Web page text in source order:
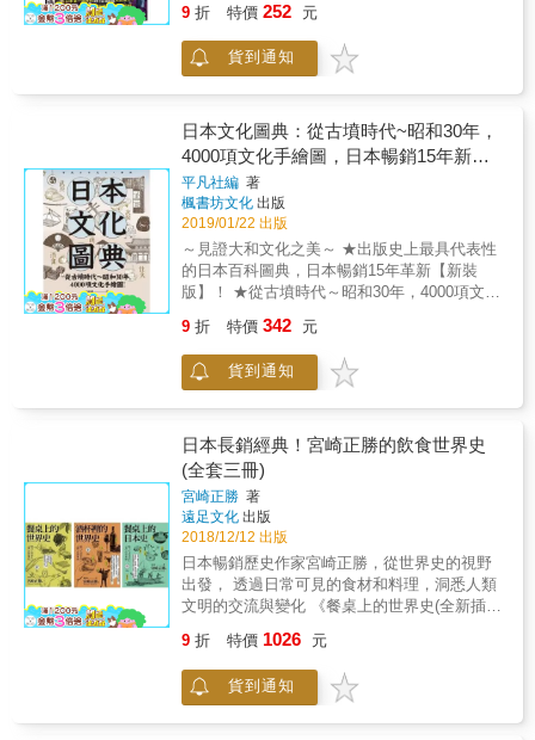
好提供觀察力敏銳的林丈二詮釋明治庶民「文
明開化的變革，而逐漸形成今天日常生活的習
慣。文明開啟了新世界的大門。這是一百多年
前日本人的日常，我們從明治時代的插畫摸索
他們生活中的故事。未知的線索藏在報紙的插
畫裡，再次重現在我們的眼前。 名人推薦 林承
毅（台北路上觀察學會會長＆林事務所執行
長）& & 陳永峰（東海大學日本區域研究中心
主任） 蔡錦堂（師大臺灣史研究所退休教授）
（依姓氏筆畫）
夫人留下來的這些遠東家書，也讓我們有機會
觀賞這齣難得的歷史劇碼。 ──王清思（本書導
讀人）
造形物。 本書收錄了超過1000項生活道具，將
生活的價值、因應生活空間特性的技巧，以及
製作者與使用者的巧思。藉由這本串連古今未
來的民具事典，使更多人對民具產生興趣，進
一步理解日本物質文化的真實面貌！ 日本民俗
學界集大成之作！ 為說明因應生活需求製作的
民具，必須透過視覺傳達具體的形態，才能夠
讓讀這具體感受到各民具的具體用途、構造、
歷史變遷與區域性的差異。同時透過圖文說
明，也讓整本書和民具一樣具有貼近生活的親
切感。 本書的所有項目搭配全新繪製的插圖，
參考日本民俗學界傳奇行者──宮本常一的民具
收藏，是日本屈指可數的民具相關資料。透過
業監修與策劃，透過插圖呈現民具的外型，搭
配簡潔扼要的文字敘述，構成這本劃時代的日
本民具全圖解典藏版！ 被現代人遺忘的傳統文
型態後，為了讓日常生活更有效率且富足，運
用智慧製作用具並充分活用。付出的努力持續
累積，造就今日的生活與社會。人類自認早已
熟知如此傳承下來的民具，在機械化、工業化
的現代社會，其實已有很多東西不再為人知
悉。以庶民的生活瑣事為題材、製造各種笑點
的落語，劇情當中就經常出現民具，然而如今
卻聽來陌生。 不過，長年將能力投注於製作使
用民具的傳統文化，仍有不少被現代的先進工
業技術採用。而且，在重新認識傳統文化之美
悄悄地形成一股潮流。比起合乎規格的冰冷機
器，帶著溫度的木、竹等材料製成的民具更受
歡迎，我們願意花上數個月甚至數年的時間，
起，準備觀賞一場令人熱血沸騰的精彩對決
吧！ & ․日本第一恐怖的妖怪圖鑑就此誕生！ ․
解析參戰妖怪的基本資料與能力特性，看各方
是嘗試模擬妖怪們能力對戰的結果，並非以觀
賞妖怪們互相傷害為目的。過程中皆有專業研
究者予以比賽技術指導，對決過程中絕對沒有
妖怪遭受虐待。 & 在日本人的歷史與生活中，
存在著各式各樣的妖怪紀錄。那些在黑暗中蠢
動、恐怖卻又帶有魅力的神祕存在，長久以來
也成為日本文化及國家表徵的一部分。 & 在各
種意想不到的地方，都有著外貌、特質、個性
等截然不同的妖怪棲息著。在這之中，除了寄
宿有地域文化傳統的靈魂、亦因此為後世留下
下，各種經由口耳相傳所留下紀錄的妖怪，彷
彿被注入了生命力，在不同的領域以多元的形
式與人類共存。由這些妖怪們所延伸、充滿想
推廣上扮演重要的角色。 & 千奇百怪的日本妖
怪，都擁有不同的特色與能力呢！ 如果讓這些
妖怪互相比試看看，最後會發展出什麼樣的結
果呢？ & 這個在現實世界中，無論如何都不可
能實現的「空想競技」，就像是日本遊戲廠商
讓彼此旗下的人氣格鬥作品角色同場較勁的企
劃那樣，藉由本作實現了！！ & 充滿奇想的夢
幻戰鬥，就從你翻開本書的那一刻揭幕！
物世界出現相同的結果嗎？ ◆【纏繞技對決】
著狀態嗎？ ◆【天空對決】不只選舉要打空
戰，妖怪們也不會輕忽制空權的重要性喔！
◆【蜘蛛對決】作為讓許多人害怕的節肢動
9 折 特價 252 元
貨到通知
日本文化圖典：從古墳時代~昭和30年，
4000項文化手繪圖，日本暢銷15年新裝
上市！
平凡社編 著
楓書坊文化 出版
2019/01/22 出版
～見證大和文化之美～ ★出版史上最具代表性
的日本百科圖典，日本暢銷15年革新【新裝
版】！ ★從古墳時代～昭和30年，4000項文化
的大和民族工藝技術流變，宛若日本版《天工
開物》！ 本圖典為曾存在於日本歷史上〈萬
物〉的外形與名稱。 收錄自古墳時代～昭和30
分， 書中通過4000張古樸而細緻的手繪插圖，
追溯日本人與自然共處的哲學，也譜寫了古日
本科技的發展與萌芽： ．食衣住行（武具、衣
裝、酒食）、 ．科技工藝（運輸、住火、農
水、武具）、 ．民生文化（工商、遊技、神
文明的進展源流和成就， 以及蘊含其中的美學
智慧。 其中「木造屋架」、「刀鍛冶」、「樂
器」等傳統手工藝至今仍是獨到的科技， 人們
同樣通過「茶道」、「歌舞伎」、「能劇」見
等體育賽事綿延千年，人氣依舊不墜， 戰國武
將的「大鎧」、「城池」、「家紋」也化為故
事和遊戲中的古典場景繼續綿延。 古日本人運
9 折 特價 342 元
貨到通知
日本長銷經典！宮崎正勝的飲食世界史
(全套三冊)
宮崎正勝 著
遠足文化 出版
2018/12/12 出版
日本暢銷歷史作家宮崎正勝，從世界史的視野
出發， 透過日常可見的食材和料理，洞悉人類
文明的交流與變化 《餐桌上的世界史(全新插畫
物？ 當中種類之繁複、來源之多元，絕非你我
能想像！ 來自中亞的紅蘿蔔、來自伊朗的菠
菜、 來自地中海沿岸的蠶豆和番茄、來自南美
9 折 特價 1026 元
貨到通知